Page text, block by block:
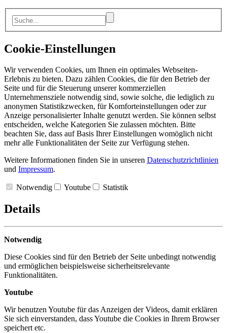
Cookie-Einstellungen
Wir verwenden Cookies, um Ihnen ein optimales Webseiten-
Erlebnis zu bieten. Dazu zählen Cookies, die für den Betrieb der
Seite und für die Steuerung unserer kommerziellen
Unternehmensziele notwendig sind, sowie solche, die lediglich zu
anonymen Statistikzwecken, für Komforteinstellungen oder zur
Anzeige personalisierter Inhalte genutzt werden. Sie können selbst
entscheiden, welche Kategorien Sie zulassen möchten. Bitte
beachten Sie, dass auf Basis Ihrer Einstellungen womöglich nicht
mehr alle Funktionalitäten der Seite zur Verfügung stehen.
Weitere Informationen finden Sie in unseren Datenschutzrichtlinien
und Impressum.
Notwendig Youtube Statistik
Details
Notwendig
Diese Cookies sind für den Betrieb der Seite unbedingt notwendig
und ermöglichen beispielsweise sicherheitsrelevante
Funktionalitäten.
Youtube
Wir benutzen Youtube für das Anzeigen der Videos, damit erklären
Sie sich einverstanden, dass Youtube die Cookies in Ihrem Browser
speichert etc.